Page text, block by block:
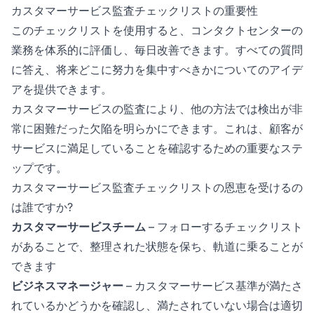
カスタマーサービス監査チェックリストの重要性
このチェックリストを使用すると、コンタクトセンターの
業務を体系的に評価し、毎日改善できます。すべての質問
に答え、将来どこに努力を集中すべきかについてのアイデ
アを提供できます。
カスタマーサービスの監査により、他の方法では検出が非
常に困難だった欠陥を明らかにできます。これは、顧客が
サービスに満足していることを確認するための重要なステ
ップです。
カスタマーサービス監査チェックリストの恩恵を受けるの
は誰ですか?
カスタマーサービスチーム – フォローするチェックリスト
があることで、整理された状態を保ち、軌道に乗ることが
できます
ビジネスマネージャー – カスタマーサービス基準が満たさ
れているかどうかを確認し、満たされていない場合は適切